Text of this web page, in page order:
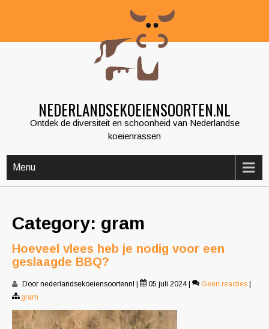
NEDERLANDSEKOEIENSOORTEN.NL
Ontdek de diversiteit en schoonheid van Nederlandse
koeienrassen
Menu
Category: gram
Hoeveel vlees heb je nodig voor een
geslaagde BBQ?
Door nederlandsekoeiensoortennl 05 juli 2024 Geen reacties
gram